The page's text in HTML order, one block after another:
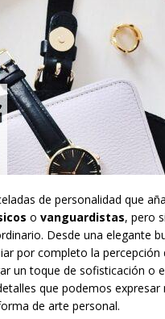
de personalidad que
o vanguardistas, pero
Desde una elegante
por completo la percepción
un toque de sofisticación o
que podemos expresar
de arte personal.